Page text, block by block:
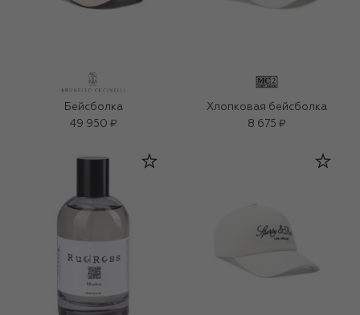
Бейсболка
49 950 ₽
Хлопковая бейсболка
8 675 ₽